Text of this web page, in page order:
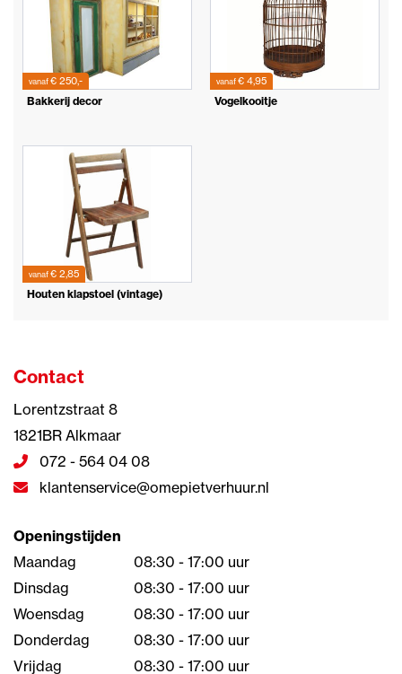
vanaf€ 250,-
Bakkerij decor
vanaf€ 4,95
Vogelkooitje
vanaf€ 2,85
Houten klapstoel (vintage)
Contact
Lorentzstraat 8
1821BR Alkmaar
072 - 564 04 08
klantenservice@omepietverhuur.nl
Openingstijden
Maandag
08:30 - 17:00 uur
Dinsdag
08:30 - 17:00 uur
Woensdag
08:30 - 17:00 uur
Donderdag
08:30 - 17:00 uur
Vrijdag
08:30 - 17:00 uur